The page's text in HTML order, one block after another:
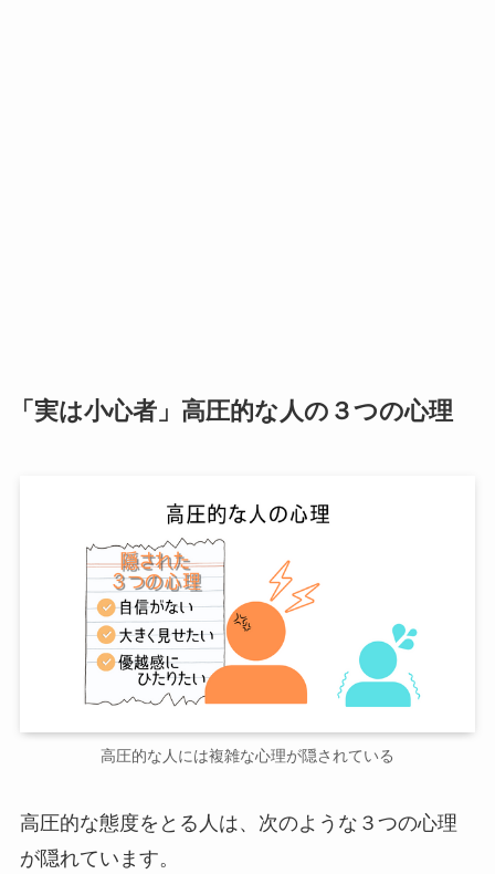
「実は小心者」高圧的な人の３つの心理
高圧的な人には複雑な心理が隠されている
高圧的な態度をとる人は、次のような３つの心理
が隠れています。